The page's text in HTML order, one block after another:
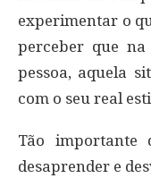
experimentar o
perceber que na
pessoa, aquela
com o seu real
Tão importante
desaprender e